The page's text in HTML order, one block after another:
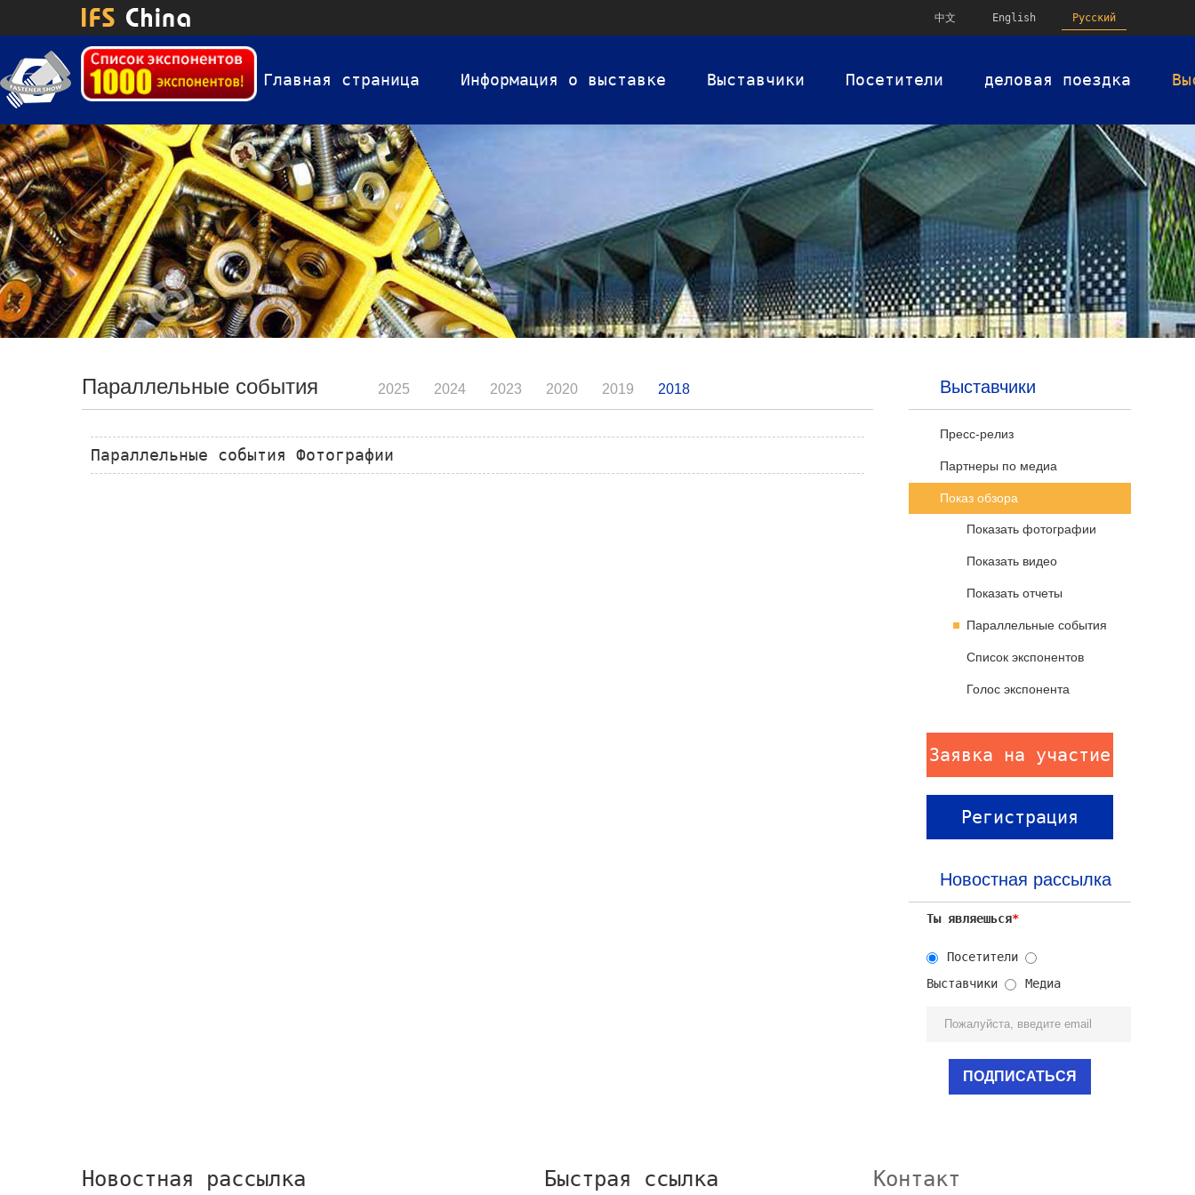
中文 English Русский
Главная страница Информация о выставке Выставчики Посетители деловая поездка
Выставчики
Пресс-релиз
Партнеры по медиа
Показ обзора
Показать фотографии
Показать видео
Показать отчеты
Параллельные события
Список экспонентов
Голос экспонента
Заявка на участие
Регистрация
Новостная рассылка
Ты являешься*
Посетители
Выставчики
Медиа
Параллельные события 2025 2024 2023 2020 2019 2018
Параллельные события Фотографии
Новостная рассылка Быстрая ссылка Контакт